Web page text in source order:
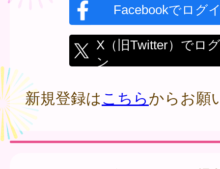
Facebookでログ
X（旧Twitter）でロ
ン
新規登録はこちらからお願